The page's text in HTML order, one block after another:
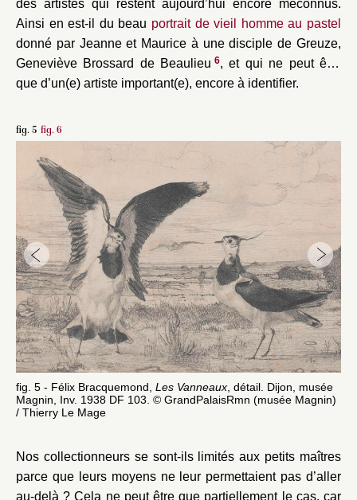
des artistes qui restent aujourd’hui encore méconnus.
Ainsi en est-il du beau portrait de vieil homme au pastel
donné par Jeanne et Maurice à une disciple de Greuze,
Geneviève Brossard de Beaulieu 6, et qui ne peut être
que d’un(e) artiste important(e), encore à identifier.
fig. 5 fig. 6
fig. 5 - Félix Bracquemond, Les Vanneaux , détail. Dijon, musée
Magnin, Inv. 1938 DF 103. © GrandPalaisRmn (musée Magnin)
/ Thierry Le Mage
Nos collectionneurs se sont-ils limités aux petits maîtres
parce que leurs moyens ne leur permettaient pas d’aller
au-delà ? Cela ne peut être que partiellement le cas, car